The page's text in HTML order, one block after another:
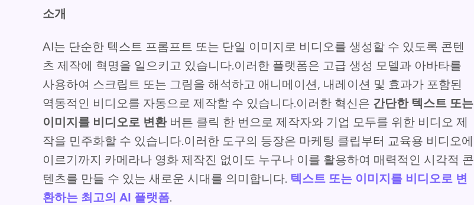
소개
AI는 단순한 텍스트 프롬프트 또는 단일 이미지로 비디오를 생성할 수 있도록 콘텐
츠 제작에 혁명을 일으키고 있습니다.이러한 플랫폼은 고급 생성 모델과 아바타를
사용하여 스크립트 또는 그림을 해석하고 애니메이션, 내레이션 및 효과가 포함된
역동적인 비디오를 자동으로 제작할 수 있습니다.이러한 혁신은 간단한 텍스트 또는
이미지를 비디오로 변환버튼 클릭 한 번으로 제작자와 기업 모두를 위한 비디오 제
작을 민주화할 수 있습니다.이러한 도구의 등장은 마케팅 클립부터 교육용 비디오에
이르기까지 카메라나 영화 제작진 없이도 누구나 이를 활용하여 매력적인 시각적 콘
텐츠를 만들 수 있는 새로운 시대를 의미합니다. 텍스트 또는 이미지를 비디오로 변
환하는 최고의 AI 플랫폼.